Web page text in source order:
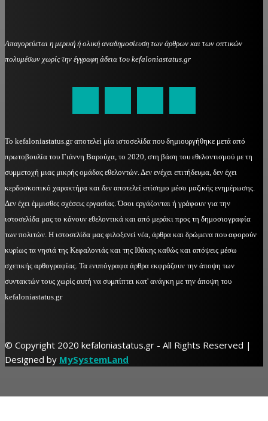
Απαγορεύεται η μερική ή ολική αναδημοσίευση των άρθρων και των οπτικών
πολυμέσων χωρίς την έγγραφη άδεια του kefaloniastatus.gr
Το kefaloniastatus.gr αποτελεί μία ιστοσελίδα που δημιουργήθηκε μετά από
πρωτοβουλία του Γιάννη Βαρούχα, το 2020, στη βάση του εθελοντισμού με τη
συμμετοχή μιας μικρής ομάδας εθελοντών. Δεν ενέχει επιτήδευμα, δεν έχει
κερδοσκοπικό χαρακτήρα και δεν αποτελεί επίσημο μέσο μαζικής ενημέρωσης.
Δεν έχει έμμισθες σχέσεις εργασίας. Όσοι εργάζονται ή γράφουν για την
ιστοσελίδα μας το κάνουν εθελοντικά και από μεράκι προς τη δημοσιογραφία
των πολιτών. Η ιστοσελίδα μας φιλοξενεί νέα, άρθρα και δρώμενα που αφορούν
κυρίως τα νησιά της Κεφαλονιάς και της Ιθάκης καθώς και απόψεις μέσω
σχετικής αρθογραφίας. Τα ενυπόγραφα άρθρα εκφράζουν την άποψη των
συντακτών τους χωρίς αυτή να συμπίπτει κατ' ανάγκη με την άποψη του
kefaloniastatus.gr
© Copyright 2020 kefaloniastatus.gr - All Rights Reserved |
Designed by MySystemLand